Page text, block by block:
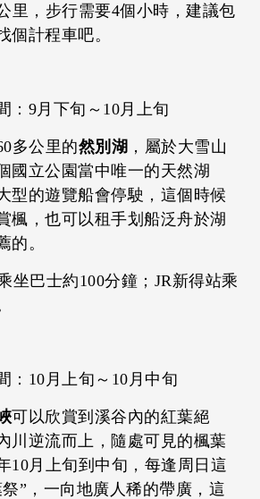
里，步行需要4個小時，建議包
個計程車吧。
：9月下旬～10月上旬
多公里的然別湖 ，屬於大雪山
國立公園當中唯一的天然湖
型的遊覽船會停駛，這個時候
楓，也可以租手划船泛舟於湖
的。
坐巴士約100分鐘；JR新得站乘
：10月上旬～10月中旬
可以欣賞到溪谷內的紅葉絕
川逆流而上，隨處可見的楓葉
10月上旬到中旬，每逢周日這
”，一向地廣人稀的帶廣，這